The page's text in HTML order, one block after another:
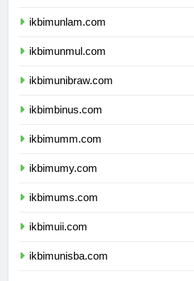
ikbimunlam.com
ikbimunmul.com
ikbimunibraw.com
ikbimbinus.com
ikbimumm.com
ikbimumy.com
ikbimums.com
ikbimuii.com
ikbimunisba.com